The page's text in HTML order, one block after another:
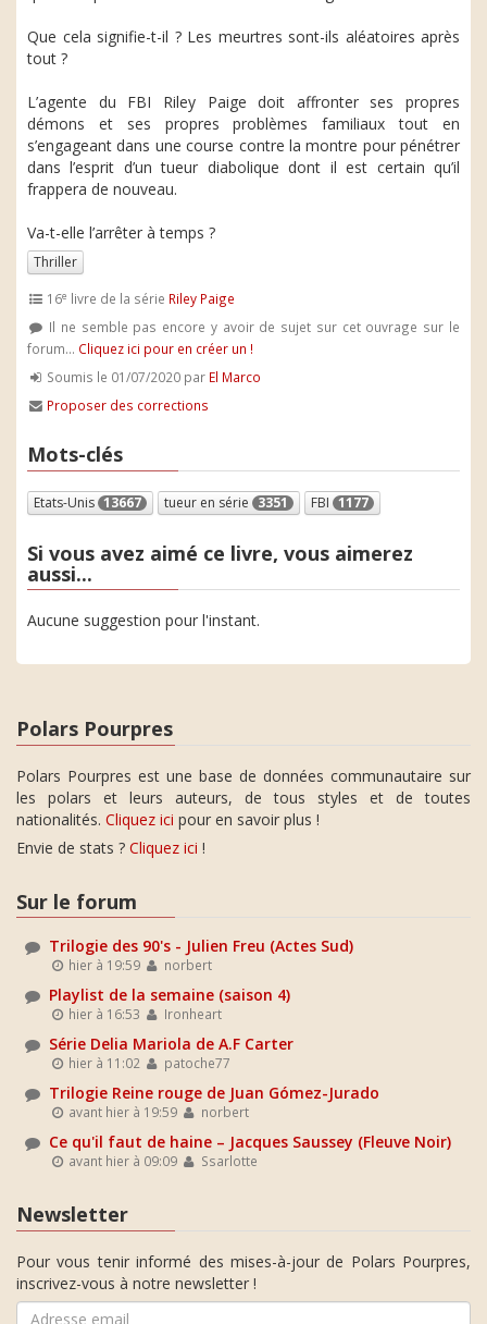
Que cela signifie-t-il ? Les meurtres sont-ils aléatoires après
tout ?
L’agente du FBI Riley Paige doit affronter ses propres
démons et ses propres problèmes familiaux tout en
s’engageant dans une course contre la montre pour pénétrer
dans l’esprit d’un tueur diabolique dont il est certain qu’il
frappera de nouveau.
Va-t-elle l’arrêter à temps ?
Thriller
16e livre de la série Riley Paige
Il ne semble pas encore y avoir de sujet sur cet ouvrage sur le
forum... Cliquez ici pour en créer un !
Soumis le 01/07/2020 par El Marco
Proposer des corrections
Mots-clés
Etats-Unis 13667 tueur en série 3351 FBI 1177
Si vous avez aimé ce livre, vous aimerez
aussi...
Aucune suggestion pour l'instant.
Polars Pourpres
Polars Pourpres est une base de données communautaire sur
les polars et leurs auteurs, de tous styles et de toutes
nationalités. Cliquez ici pour en savoir plus !
Envie de stats ? Cliquez ici !
Sur le forum
Trilogie des 90's - Julien Freu (Actes Sud)
hier à 19:59 norbert
Playlist de la semaine (saison 4)
hier à 16:53 Ironheart
Série Delia Mariola de A.F Carter
hier à 11:02 patoche77
Trilogie Reine rouge de Juan Gómez-Jurado
avant hier à 19:59 norbert
Ce qu'il faut de haine – Jacques Saussey (Fleuve Noir)
avant hier à 09:09 Ssarlotte
Newsletter
Pour vous tenir informé des mises-à-jour de Polars Pourpres,
inscrivez-vous à notre newsletter !